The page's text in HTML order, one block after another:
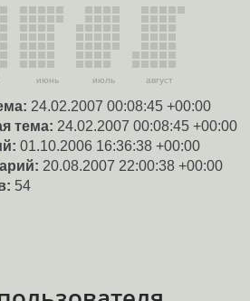
июнь июль август
24.02.2007 00:08:45 +00:00
тема: 24.02.2007 00:08:45 +00:00
01.10.2006 16:36:38 +00:00
20.08.2007 22:00:38 +00:00
54